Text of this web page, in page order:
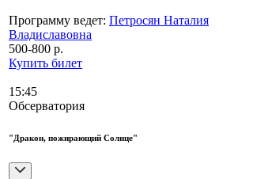
Программу ведет: Петросян Наталия
Владиславовна
500-800 р.
Купить билет
15:45
Обсерватория
"Дракон, пожирающий Солнце"